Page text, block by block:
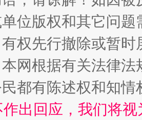
位版权和其它问题
权先行撤除或暂
本网根据有关法律
都有陈述权和知情
作出回应，我们将